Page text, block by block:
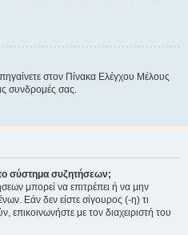
στον Πίνακα Ελέγχου Μέλους
συνδρομές σας.
σύστημα συζητήσεων;
μπορεί να επιτρέπει ή να μην
Εάν δεν είστε σίγουρος (-η) τι
με τον διαχειριστή του